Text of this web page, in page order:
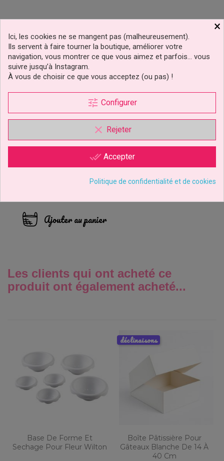
Emporte-Pièces Coeur
Ajouter au panier
Les clients qui ont acheté ce
produit ont également acheté...
Base De Forme Et
Sechage Pour Fleur Wilton
Boîte Pâtissière Pour
Gâteaux Blanche De 14 À
40 Cm
déclinaisons
×
Ici, les cookies ne se mangent pas (malheureusement).
Ils servent à faire tourner la boutique, améliorer votre
navigation, vous montrer ce que vous aimez et parfois… vous
suivre jusqu’à Instagram.
À vous de choisir ce que vous acceptez (ou pas) !
tune Configurer
clear Rejeter
done_all Accepter
Politique de confidentialité et de cookies